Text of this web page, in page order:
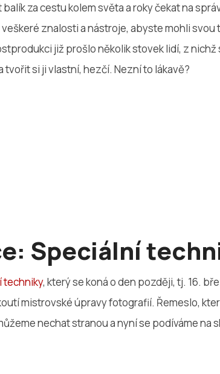
za cestu kolem světa a roky čekat na
znalosti a nástroje, abyste mohli
již prošlo několik stovek lidí, z nichž
si ji vlastní, hezčí. Nezní to lákavě?
Speciální
techniky, který se koná o den později, tj. 16.
mistrovské úpravy fotografií. Řemeslo,
nechat stranou a nyní se podíváme na